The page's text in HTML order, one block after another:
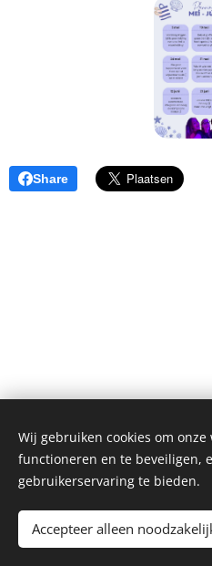
Share
Chiro
Wij gebruiken cookies om
functioneren en te beveiligen,
gebruikerservaring te bieden.
Accepteer alleen